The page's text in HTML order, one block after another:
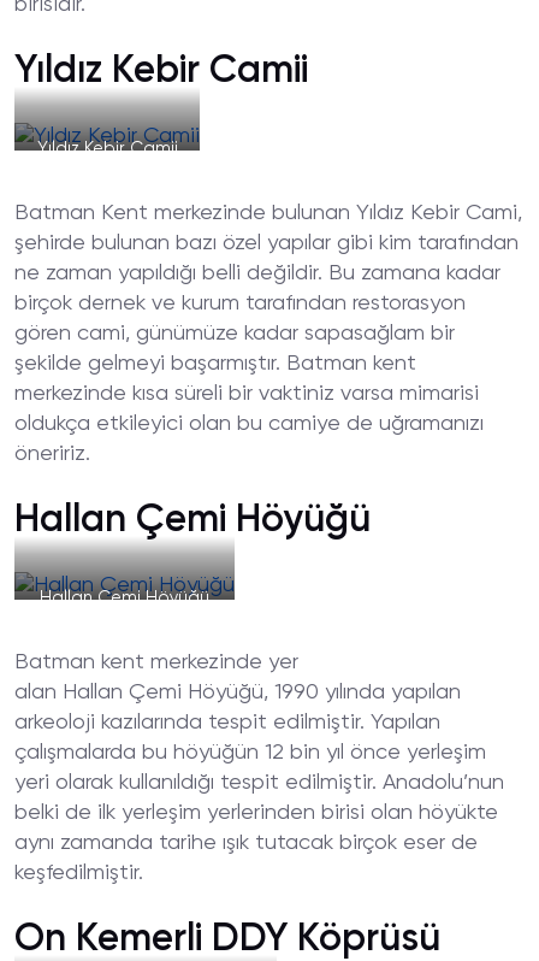
birisidir.
Yıldız Kebir Camii
Yıldız Kebir Camii
Batman Kent merkezinde bulunan Yıldız Kebir Cami,
şehirde bulunan bazı özel yapılar gibi kim tarafından
ne zaman yapıldığı belli değildir. Bu zamana kadar
birçok dernek ve kurum tarafından restorasyon
gören cami, günümüze kadar sapasağlam bir
şekilde gelmeyi başarmıştır. Batman kent
merkezinde kısa süreli bir vaktiniz varsa mimarisi
oldukça etkileyici olan bu camiye de uğramanızı
öneririz.
Hallan Çemi Höyüğü
Hallan Çemi Höyüğü
Batman kent merkezinde yer
alan Hallan Çemi Höyüğü, 1990 yılında yapılan
arkeoloji kazılarında tespit edilmiştir. Yapılan
çalışmalarda bu höyüğün 12 bin yıl önce yerleşim
yeri olarak kullanıldığı tespit edilmiştir. Anadolu’nun
belki de ilk yerleşim yerlerinden birisi olan höyükte
aynı zamanda tarihe ışık tutacak birçok eser de
keşfedilmiştir.
On Kemerli DDY Köprüsü